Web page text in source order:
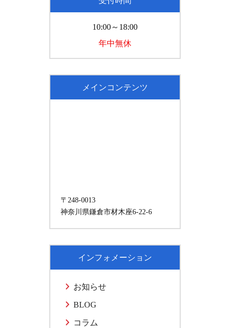
10:00～18:00
年中無休
メインコンテンツ
〒248-0013
神奈川県鎌倉市材木座6-22-6
インフォメーション
お知らせ
BLOG
コラム